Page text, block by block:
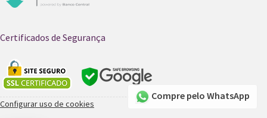
Certificados de Segurança
Configurar uso de cookies
Compre pelo WhatsApp